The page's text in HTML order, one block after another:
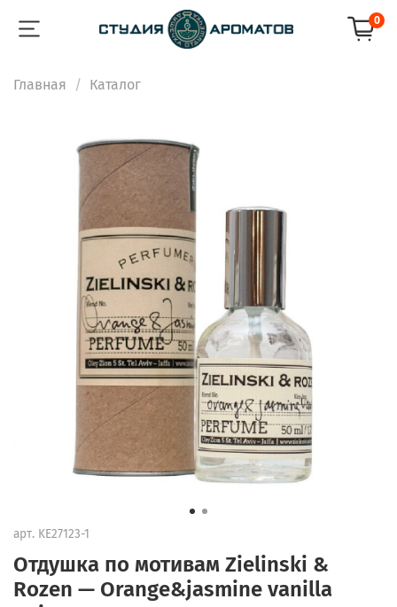
0
Главная Каталог
арт. KE27123-1
Отдушка по мотивам Zielinski &
Rozen — Orange&jasmine vanilla